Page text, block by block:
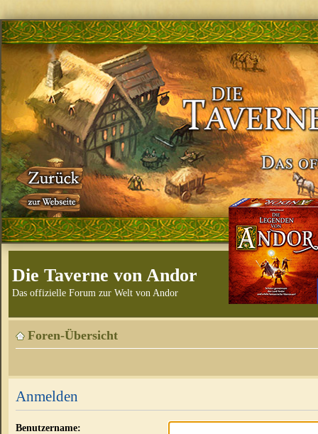
Die Taverne von Andor
Das offizielle Forum zur Welt von Andor
Foren-Übersicht
Anmelden
Benutzername: